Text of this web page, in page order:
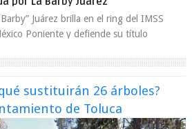
Juárez brilla en el ring del IMSS
Poniente y defiende su título
sustituirán 26 árboles?
de Toluca